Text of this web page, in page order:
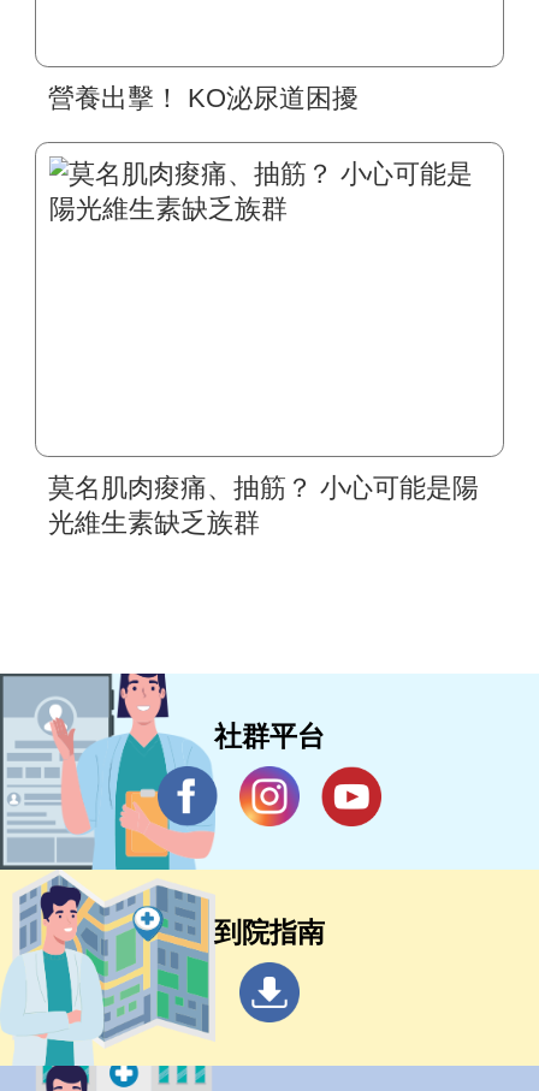
營養出擊！ KO泌尿道困擾
莫名肌肉痠痛、抽筋？ 小心可能是陽
光維生素缺乏族群
社群平台
到院指南